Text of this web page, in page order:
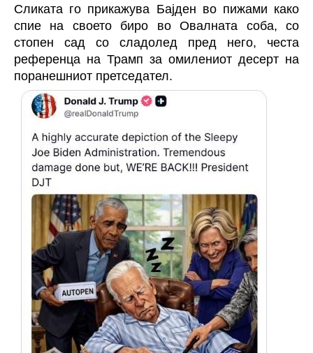
Сликата го прикажува Бајден во пижами како
спие на своето биро во Овалната соба, со
стопен сад со сладолед пред него, честа
референца на Трамп за омилениот десерт на
поранешниот претседател.